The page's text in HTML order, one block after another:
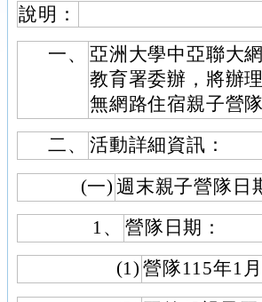
說明：
一、
亞洲大學中亞聯大
教育署委辦，將辦
無網路住宿親子營隊
二、
活動詳細資訊：
(一) 週末親子營隊日
1、
營隊日期：
(1) 營隊115年1